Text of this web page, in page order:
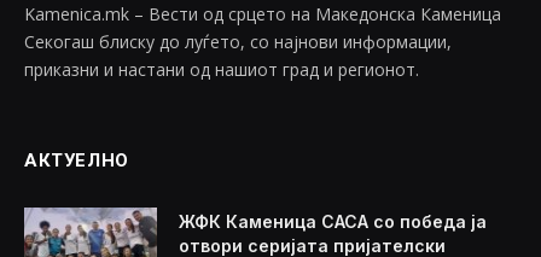
Kamenica.mk – Вести од срцето на Македонска Каменица
Секогаш блиску до луѓето, со најнови информации,
приказни и настани од нашиот град и регионот.
АКТУЕЛНО
ЖФК Каменица САСА со победа ја
отвори серијата пријателски